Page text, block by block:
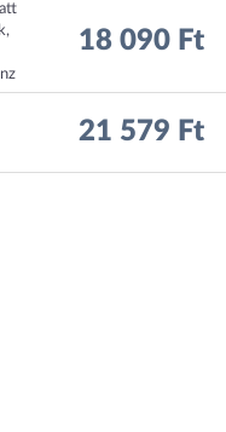
18 090 Ft
21 579 Ft